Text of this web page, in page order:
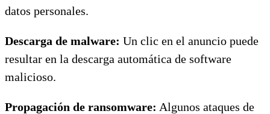
datos personales.
Descarga de malware: Un clic en el anuncio puede
resultar en la descarga automática de software
malicioso.
Propagación de ransomware: Algunos ataques de